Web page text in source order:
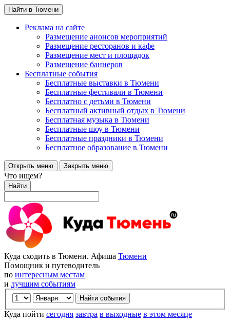
Найти в Тюмени
Реклама на сайте
Размещение анонсов мероприятий
Размещение ресторанов и кафе
Размещение мест и площадок
Размещение баннеров
Бесплатные события
Бесплатные выставки в Тюмени
Бесплатные фестивали в Тюмени
Бесплатно с детьми в Тюмени
Бесплатный активный отдых в Тюмени
Бесплатная музыка в Тюмени
Бесплатные шоу в Тюмени
Бесплатные праздники в Тюмени
Бесплатное образование в Тюмени
Открыть меню Закрыть меню
Что ищем?
Найти
Куда сходить в Тюмени. Афиша Тюмени
Помощник и путеводитель
по интересным местам
и лучшим событиям
Куда пойти сегодня завтра в выходные в этом месяце